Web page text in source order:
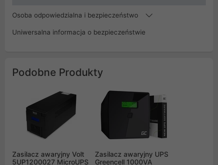
Osoba odpowiedzialna i bezpieczeństwo
Uniwersalna informacja o bezpieczeństwie
Podobne Produkty
Zasilacz awaryjny Volt
5UP1200027 MicroUPS
Zasilacz awaryjny UPS
Greencell 1000VA